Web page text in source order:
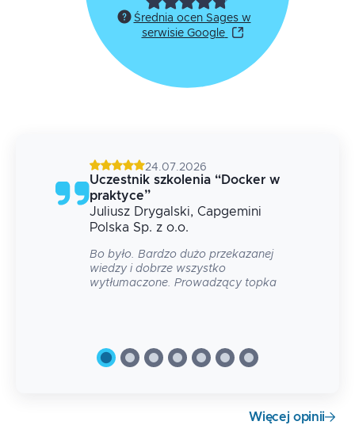
Średnia ocen Sages w
serwisie Google
24.07.2026
Uczestnik szkolenia “Docker w
praktyce”
Juliusz Drygalski, Capgemini
Polska Sp. z o.o.
Bo było. Bardzo dużo przekazanej
wiedzy i dobrze wszystko
wytłumaczone. Prowadzący topka
Więcej opinii